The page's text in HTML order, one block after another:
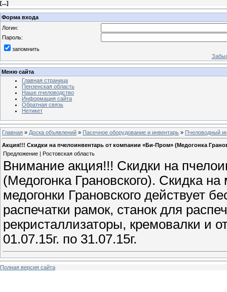
[...]
Форма входа
Логин:
Пароль:
запомнить
Меню сайта
Главная страница
Пензенская область
Наше пчеловодство
Информация сайта
Обратная связь
Нетикет
Главная » Доска объявлений » Пасечное оборудование и инвентарь » Пчеловодный
Акция!!! Скидки на пчелоинвентарь от компании «Би-Пром» (Медогонка
Предложение | Ростовская область
Внимание акция!!! Скидки на
(Медогонка Грановского). Скидка
медогонки Грановского действует
распечатки рамок, станок для
рекристаллизаторы, кремовалки и
01.07.15г. по 31.07.15г.
Полная версия сайта